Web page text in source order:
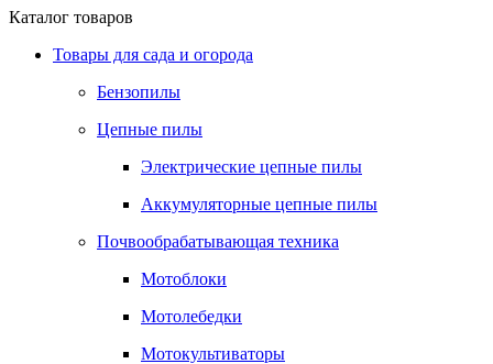
Каталог товаров
Товары для сада и огорода
Бензопилы
Цепные пилы
Электрические цепные пилы
Аккумуляторные цепные пилы
Почвообрабатывающая техника
Мотоблоки
Мотолебедки
Мотокультиваторы